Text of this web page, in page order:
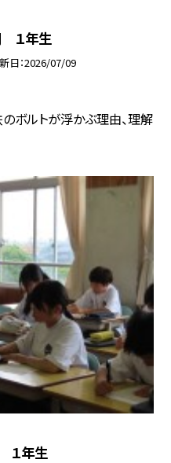
１年生
日 2026/07/09
ボルトが浮かぶ理由、理解
１年生